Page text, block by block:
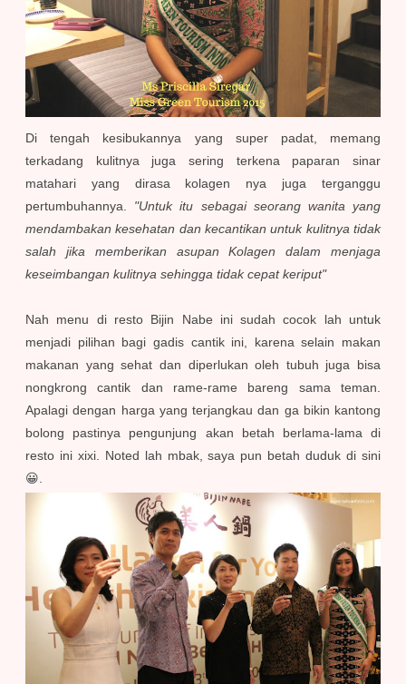
Di tengah kesibukannya yang super padat, memang
terkadang kulitnya juga sering terkena paparan sinar
matahari yang dirasa kolagen nya juga terganggu
pertumbuhannya. "Untuk itu sebagai seorang wanita yang
mendambakan kesehatan dan kecantikan untuk kulitnya tidak
salah jika memberikan asupan Kolagen dalam menjaga
keseimbangan kulitnya sehingga tidak cepat keriput"
Nah menu di resto Bijin Nabe ini sudah cocok lah untuk
menjadi pilihan bagi gadis cantik ini, karena selain makan
makanan yang sehat dan diperlukan oleh tubuh juga bisa
nongkrong cantik dan rame-rame bareng sama teman.
Apalagi dengan harga yang terjangkau dan ga bikin kantong
bolong pastinya pengunjung akan betah berlama-lama di
resto ini xixi. Noted lah mbak, saya pun betah duduk di sini
😀.